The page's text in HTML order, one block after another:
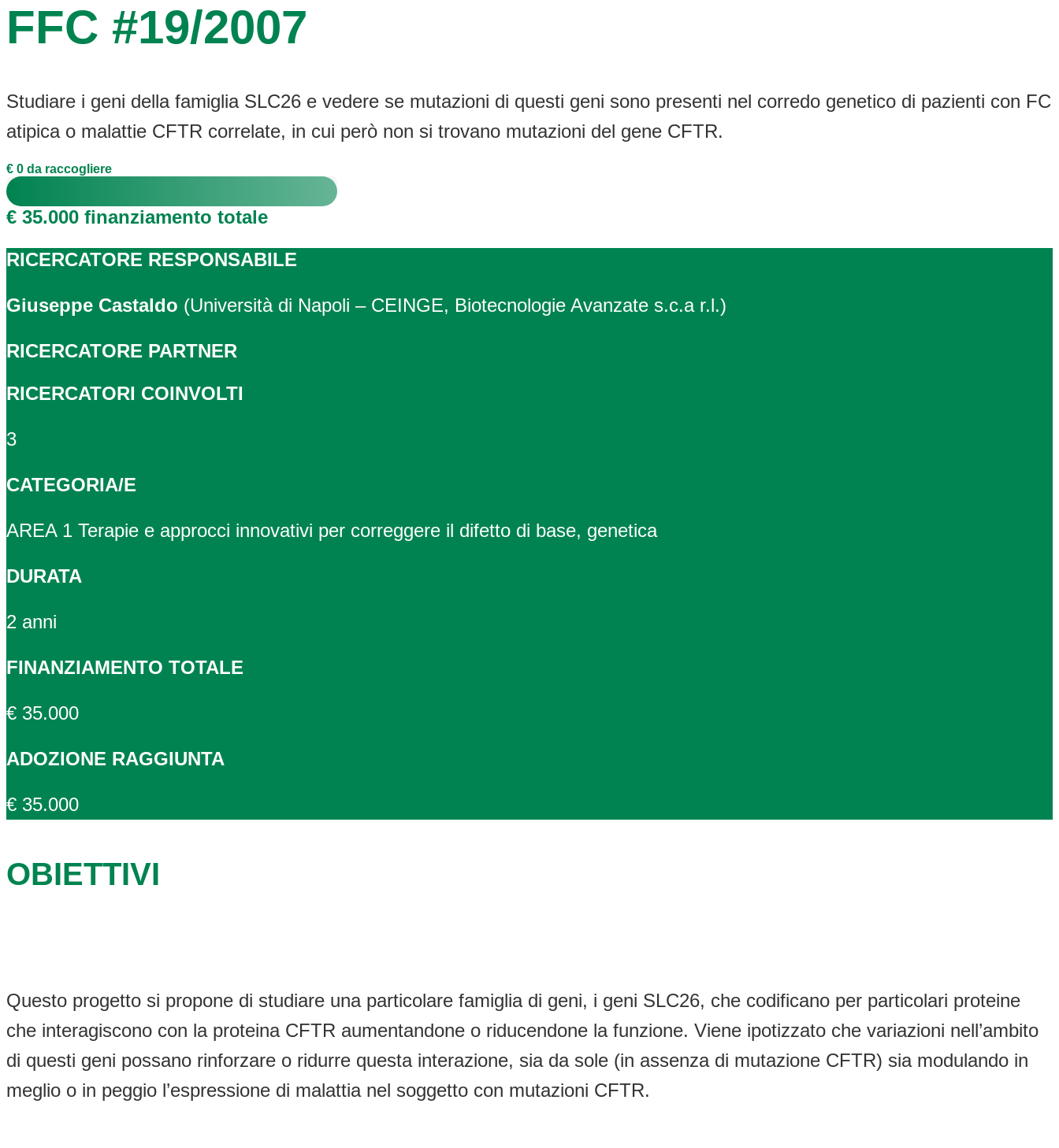
FFC #19/2007
Studiare i geni della famiglia SLC26 e vedere se mutazioni di questi geni sono presenti nel corredo genetico di pazienti con FC
atipica o malattie CFTR correlate, in cui però non si trovano mutazioni del gene CFTR.
€ 0 da raccogliere
€ 35.000 finanziamento totale
RICERCATORE RESPONSABILE
Giuseppe Castaldo (Università di Napoli – CEINGE, Biotecnologie Avanzate s.c.a r.l.)
RICERCATORE PARTNER
RICERCATORI COINVOLTI
3
CATEGORIA/E
AREA 1 Terapie e approcci innovativi per correggere il difetto di base, genetica
DURATA
2 anni
FINANZIAMENTO TOTALE
€ 35.000
ADOZIONE RAGGIUNTA
€ 35.000
OBIETTIVI
Questo progetto si propone di studiare una particolare famiglia di geni, i geni SLC26, che codificano per particolari proteine
che interagiscono con la proteina CFTR aumentandone o riducendone la funzione. Viene ipotizzato che variazioni nell’ambito
di questi geni possano rinforzare o ridurre questa interazione, sia da sole (in assenza di mutazione CFTR) sia modulando in
meglio o in peggio l’espressione di malattia nel soggetto con mutazioni CFTR.